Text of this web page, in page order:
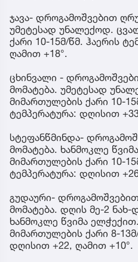
ჯავა- დროგამოშვებით
უმეტესად უნალექოდ.
ქარი 10-15მ/წმ. ჰაერის
ღამით +18°.
ცხინვალი -
მომატება. უმეტესად
მიმართულების ქარი 10-
ტემპერატურა: დღისით
სტეფანწმინდა-
მომატება. ხანმოკლე
მიმართულების ქარი 10-
ტემპერატურა: დღისით
გუდაური-
მომატება. დღის მე-2
ხანმოკლე წვიმა
მიმართულების ქარი 8-
დღისით +22, ღამით +10°.